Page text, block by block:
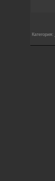
Категория: